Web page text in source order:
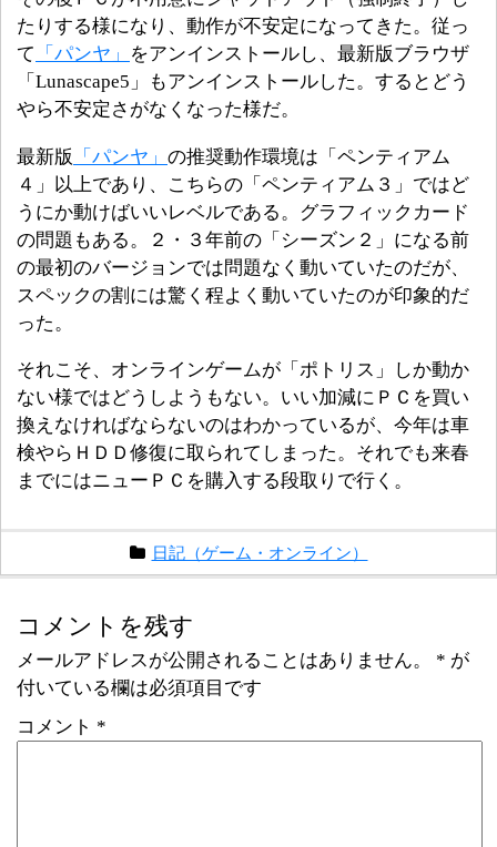
たりする様になり、動作が不安定になってきた。従っ
て
「パンヤ」
をアンインストールし、最新版ブラウザ
「Lunascape5」もアンインストールした。するとどう
やら不安定さがなくなった様だ。
最新版 「パンヤ」 の推奨動作環境は「ペンティアム
４」以上であり、こちらの「ペンティアム３」ではど
うにか動けばいいレベルである。グラフィックカード
の問題もある。２・３年前の「シーズン２」になる前
の最初のバージョンでは問題なく動いていたのだが、
スペックの割には驚く程よく動いていたのが印象的だ
った。
それこそ、オンラインゲームが「ポトリス」しか動か
ない様ではどうしようもない。いい加減にＰＣを買い
換えなければならないのはわかっているが、今年は車
検やらＨＤＤ修復に取られてしまった。それでも来春
までにはニューＰＣを購入する段取りで行く。
日記（ゲーム・オンライン）
コメントを残す
メールアドレスが公開されることはありません。 * が
付いている欄は必須項目です
コメント *